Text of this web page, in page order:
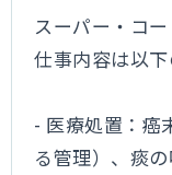
スーパー・コ
仕事内容は以下
- 医療処置：癌
る管理）、痰